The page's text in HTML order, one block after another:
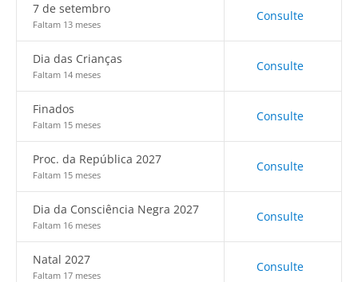
7 de setembro
Faltam 13 meses
Consulte
Dia das Crianças
Faltam 14 meses
Consulte
Finados
Faltam 15 meses
Consulte
Proc. da República 2027
Faltam 15 meses
Consulte
Dia da Consciência Negra 2027
Faltam 16 meses
Consulte
Natal 2027
Faltam 17 meses
Consulte